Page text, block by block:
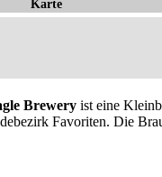
Karte
Brewery ist eine
Favoriten. Die